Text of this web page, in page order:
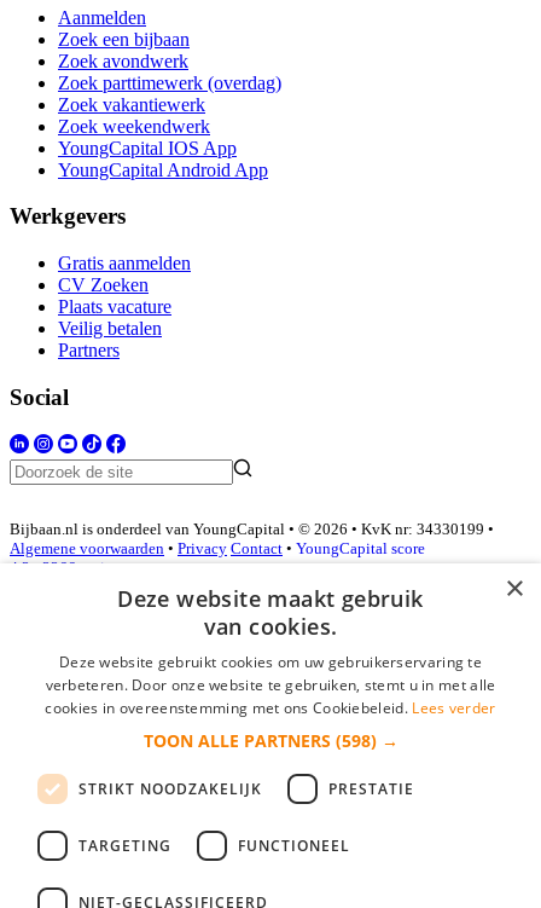
Aanmelden
Zoek een bijbaan
Zoek avondwerk
Zoek parttimewerk (overdag)
Zoek vakantiewerk
Zoek weekendwerk
YoungCapital IOS App
YoungCapital Android App
Werkgevers
Gratis aanmelden
CV Zoeken
Plaats vacature
Veilig betalen
Partners
Social
Bijbaan.nl is onderdeel van YoungCapital • © 2026 • KvK nr: 34330199 •
Algemene voorwaarden • Privacy Contact • YoungCapital score
4.3 - 3366 reviews
Inloggen als bedrijf
*
login gegevens onthouden
login
Bedrijf aanmelden
×
Deze website maakt gebruik
van cookies.
Deze website gebruikt cookies om uw gebruikerservaring te
verbeteren. Door onze website te gebruiken, stemt u in met alle
cookies in overeenstemming met ons Cookiebeleid. Lees verder
TOON ALLE PARTNERS (598) →
STRIKT NOODZAKELIJK PRESTATIE
TARGETING FUNCTIONEEL
NIET-GECLASSIFICEERD